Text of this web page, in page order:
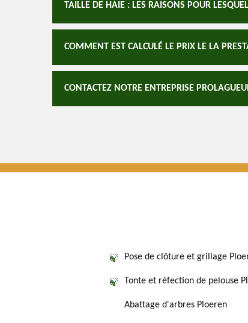
TAILLE DE HAIE : LES RAISONS POUR
COMMENT EST CALCULÉ LE PRIX LE LA
CONTACTEZ NOTRE ENTREPRISE
Pose de clôture et grillage
Tonte et réfection de pelouse
Abattage d'arbres Ploeren